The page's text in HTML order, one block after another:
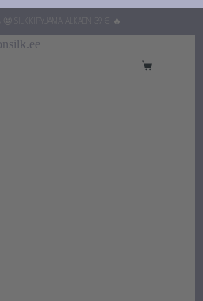
🤩 SILKKIPYJAMA ALKAEN 39 € 🔥
Ostoskori